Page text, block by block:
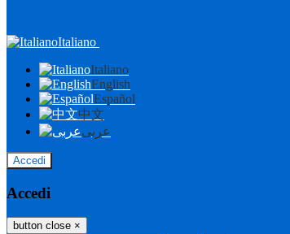
Italiano
Italiano
English
Español
中文
عربى
Accedi
Accedi
button close ×